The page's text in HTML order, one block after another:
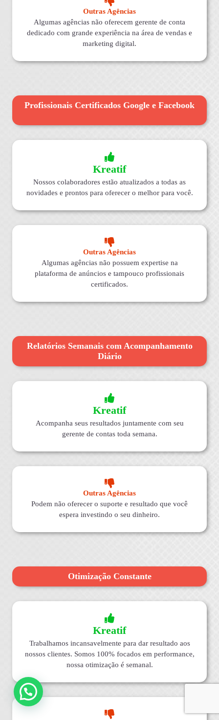
Outras Agências
Algumas agências não oferecem gerente de conta
dedicado com grande experiência na área de vendas e
marketing digital.
Profissionais Certificados Google e Facebook
Kreatif
Nossos colaboradores estão atualizados a todas as
novidades e prontos para oferecer o melhor para você.
Outras Agências
Algumas agências não possuem expertise na
plataforma de anúncios e tampouco profissionais
certificados.
Relatórios Semanais com Acompanhamento
Diário
Kreatif
Acompanha seus resultados juntamente com seu
gerente de contas toda semana.
Outras Agências
Podem não oferecer o suporte e resultado que você
espera investindo o seu dinheiro.
Otimização Constante
Kreatif
Trabalhamos incansavelmente para dar resultado aos
nossos clientes. Somos 100% focados em performance,
nossa otimização é semanal.